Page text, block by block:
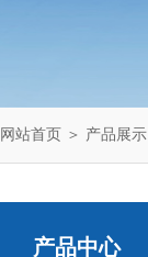
网站首页 ＞ 产品展示
产品中心